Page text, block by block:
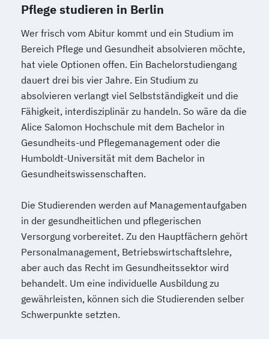
Pflege studieren in Berlin
Wer frisch vom Abitur kommt und ein Studium im
Bereich Pflege und Gesundheit absolvieren möchte,
hat viele Optionen offen. Ein Bachelorstudiengang
dauert drei bis vier Jahre. Ein Studium zu
absolvieren verlangt viel Selbstständigkeit und die
Fähigkeit, interdisziplinär zu handeln. So wäre da die
Alice Salomon Hochschule mit dem Bachelor in
Gesundheits-und Pflegemanagement oder die
Humboldt-Universität mit dem Bachelor in
Gesundheitswissenschaften.
Die Studierenden werden auf Managementaufgaben
in der gesundheitlichen und pflegerischen
Versorgung vorbereitet. Zu den Hauptfächern gehört
Personalmanagement, Betriebswirtschaftslehre,
aber auch das Recht im Gesundheitssektor wird
behandelt. Um eine individuelle Ausbildung zu
gewährleisten, können sich die Studierenden selber
Schwerpunkte setzten.